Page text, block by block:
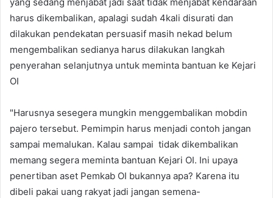
harus dikembalikan, apalagi sudah 4kali disurati dan
dilakukan pendekatan persuasif masih nekad belum
mengembalikan sedianya harus dilakukan langkah
penyerahan selanjutnya untuk meminta bantuan ke Kejari
OI
"Harusnya sesegera mungkin menggembalikan mobdin
pajero tersebut. Pemimpin harus menjadi contoh jangan
sampai memalukan. Kalau sampai tidak dikembalikan
memang segera meminta bantuan Kejari OI. Ini upaya
penertiban aset Pemkab OI bukannya apa? Karena itu
dibeli pakai uang rakyat jadi jangan semena-